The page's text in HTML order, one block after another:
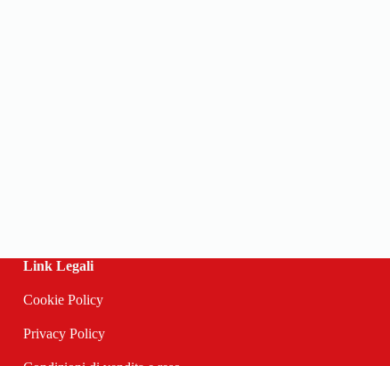
Link Legali
Cookie Policy
Privacy Policy